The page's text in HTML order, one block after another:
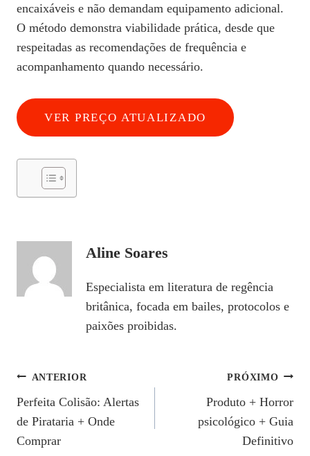
encaixáveis e não demandam equipamento adicional.
O método demonstra viabilidade prática, desde que
respeitadas as recomendações de frequência e
acompanhamento quando necessário.
VER PREÇO ATUALIZADO
Aline Soares
Especialista em literatura de regência
britânica, focada em bailes, protocolos e
paixões proibidas.
Navegação
De
Post
ANTERIOR
Perfeita Colisão: Alertas
de Pirataria + Onde
Comprar
PRÓXIMO
Produto + Horror
psicológico + Guia
Definitivo